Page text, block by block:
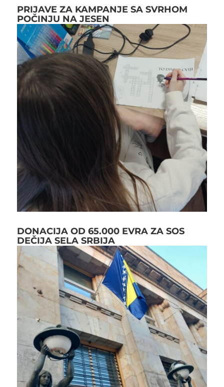
PRIJAVE ZA KAMPANJE SA SVRHOM
POČINJU NA JESEN
DONACIJA OD 65.000 EVRA ZA SOS
DEČIJA SELA SRBIJA